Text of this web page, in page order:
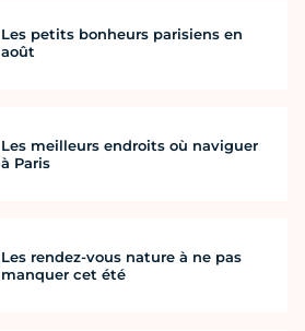
Les petits bonheurs parisiens en
août
Les meilleurs endroits où naviguer
à Paris
Les rendez-vous nature à ne pas
manquer cet été